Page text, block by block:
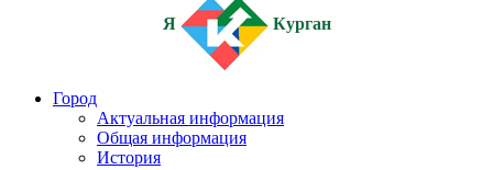
Я Курган
Город
Актуальная информация
Общая информация
История